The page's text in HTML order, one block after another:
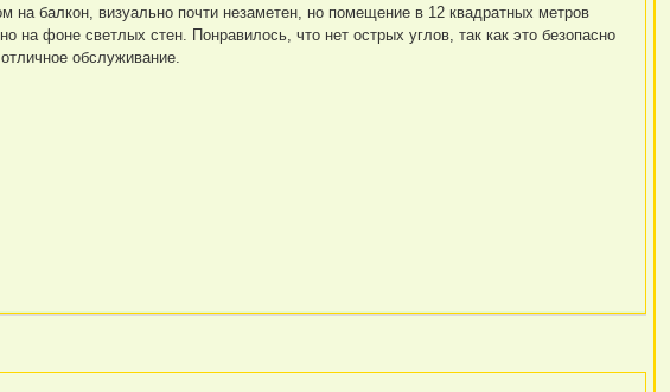
балкон, визуально почти незаметен, но помещение в 12 квадратных метров
на фоне светлых стен. Понравилось, что нет острых углов, так как это безопасно
обслуживание.